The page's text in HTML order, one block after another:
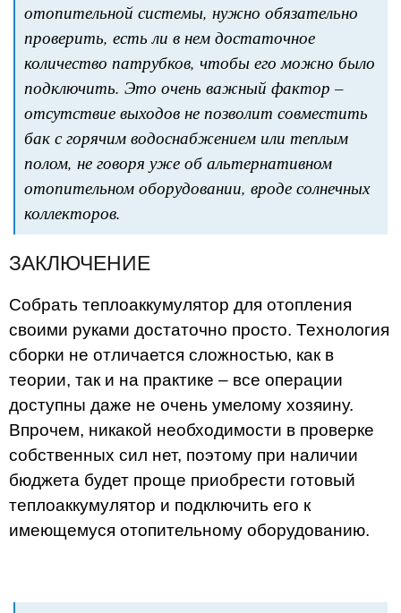
отопительной системы, нужно обязательно
проверить, есть ли в нем достаточное
количество патрубков, чтобы его можно было
подключить. Это очень важный фактор –
отсутствие выходов не позволит совместить
бак с горячим водоснабжением или теплым
полом, не говоря уже об альтернативном
отопительном оборудовании, вроде солнечных
коллекторов.
ЗАКЛЮЧЕНИЕ
Собрать теплоаккумулятор для отопления
своими руками достаточно просто. Технология
сборки не отличается сложностью, как в
теории, так и на практике – все операции
доступны даже не очень умелому хозяину.
Впрочем, никакой необходимости в проверке
собственных сил нет, поэтому при наличии
бюджета будет проще приобрести готовый
теплоаккумулятор и подключить его к
имеющемуся отопительному оборудованию.